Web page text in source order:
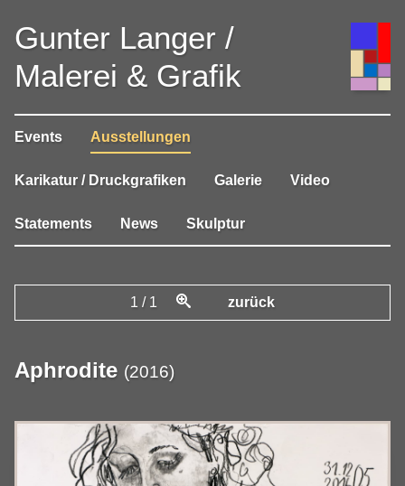
Gunter Langer /
Malerei & Grafik
Events Ausstellungen
Karikatur / Druckgrafiken Galerie Video
Statements News Skulptur
1 / 1 zurück
Aphrodite (2016)